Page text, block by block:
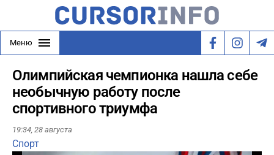
Меню
Олимпийская чемпионка нашла себе
необычную работу после
спортивного триумфа
19:34, 28 августа
Спорт